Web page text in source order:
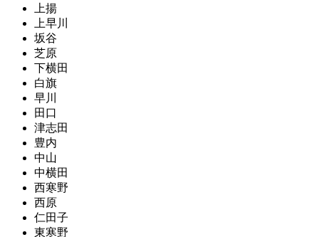
上揚
上早川
坂谷
芝原
下横田
白旗
早川
田口
津志田
豊内
中山
中横田
西寒野
西原
仁田子
東寒野